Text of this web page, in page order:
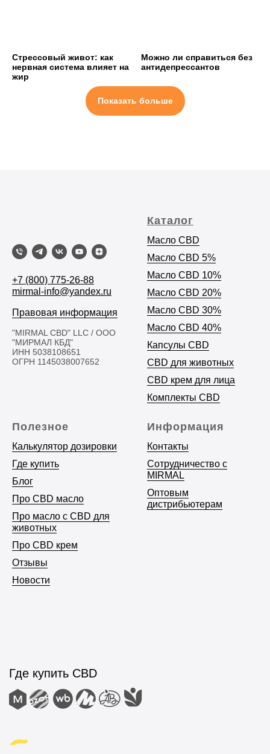
Стрессовый живот: как
нервная система влияет на
жир
Можно ли справиться без
антидепрессантов
Показать больше
+7 (800) 775-26-88
mirmal-info@yandex.ru
Правовая информация
"MIRMAL CBD" LLC / ООО
"МИРМАЛ КБД"
ИНН 5038108651
ОГРН 1145038007652
Каталог
Масло CBD
Масло CBD 5%
Масло CBD 10%
Масло CBD 20%
Масло CBD 30%
Масло CBD 40%
Капсулы CBD
CBD для животных
CBD крем для лица
Комплекты CBD
Полезное
Калькулятор дозировки
Где купить
Блог
Про CBD масло
Про масло с CBD для
животных
Про CBD крем
Отзывы
Новости
Информация
Контакты
Сотрудничество с
MIRMAL
Оптовым
дистрибьютерам